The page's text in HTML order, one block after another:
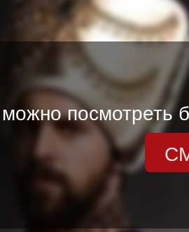
посмотреть